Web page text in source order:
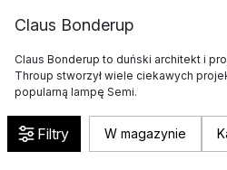
Claus Bonderup
Claus Bonderup to duński architekt i
Throup stworzył wiele ciekawych
popularną lampę Semi.
Filtry W magazynie